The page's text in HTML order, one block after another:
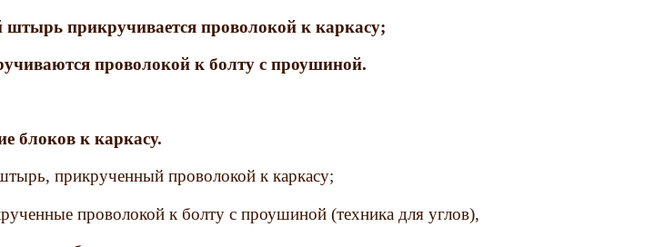
прикручивается проволокой к каркасу;
проволокой к болту с проушиной.
блоков к каркасу.
прикрученный проволокой к каркасу;
проволокой к болту с проушиной (техника для углов),